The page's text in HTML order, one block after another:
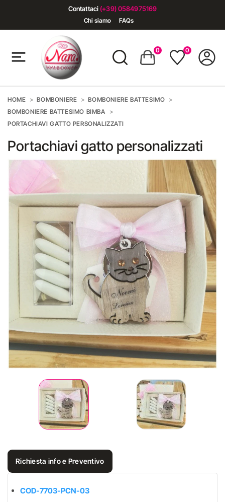
Contattaci (+39) 0584975169
Chi siamo FAQs
0 0
HOME BOMBONIERE
BOMBONIERE BATTESIMO
BOMBONIERE BATTESIMO BIMBA
PORTACHIAVI GATTO PERSONALIZZATI
Portachiavi gatto personalizzati
Richiesta info e Preventivo
COD-7703-PCN-03